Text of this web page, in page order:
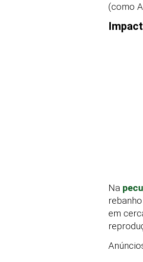
(como
Na
em